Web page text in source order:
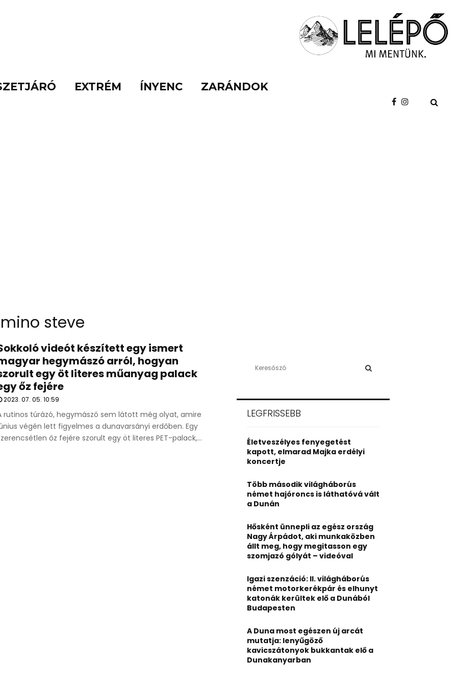
EXTRÉM ÍNYENC ZARÁNDOK
steve
videót készített egy ismert
hegymászó arról, hogyan
egy öt literes műanyag palack
őz fejére
2023. 07. 05. 10:59
rutinos túrázó, hegymászó sem látott még olyat, amire
végén lett figyelmes a dunavarsányi erdőben. Egy
őz fejére szorult egy öt literes PET-palack,...
h
o
r
:
H
LEGFRISSEBB
Életveszélyes fenyegetést
kapott, elmarad Majka erdélyi
koncertje
Több második világháborús
német hajóroncs is láthatóvá vált
a Dunán
Hősként ünnepli az egész ország
Nagy Árpádot, aki munkaközben
állt meg, hogy megitasson egy
szomjazó gólyát – videóval
Igazi szenzáció: II. világháborús
német motorkerékpár és elhunyt
katonák kerültek elő a Dunából
Budapesten
A Duna most egészen új arcát
mutatja: lenyűgöző
kavicszátonyok bukkantak elő a
Dunakanyarban